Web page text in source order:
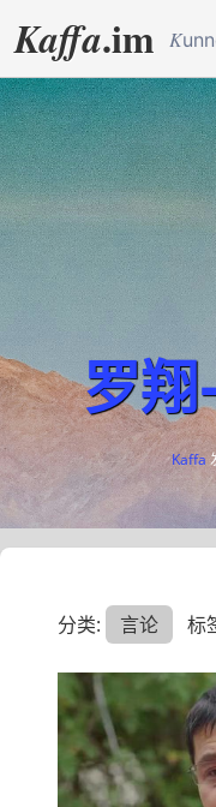
Kaffa.im K
罗翔
Kaffa
分类: 言论 标